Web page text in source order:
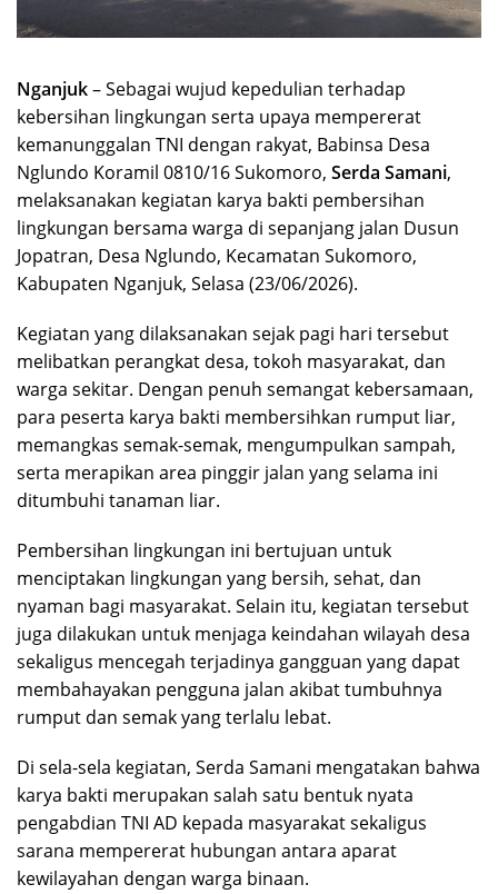
Nganjuk– Sebagai wujud kepedulian terhadap
kebersihan lingkungan serta upaya mempererat
kemanunggalan TNI dengan rakyat, Babinsa Desa
Nglundo Koramil 0810/16 Sukomoro, Serda Samani,
melaksanakan kegiatan karya bakti pembersihan
lingkungan bersama warga di sepanjang jalan Dusun
Jopatran, Desa Nglundo, Kecamatan Sukomoro,
Kabupaten Nganjuk, Selasa (23/06/2026).
Kegiatan yang dilaksanakan sejak pagi hari tersebut
melibatkan perangkat desa, tokoh masyarakat, dan
warga sekitar. Dengan penuh semangat kebersamaan,
para peserta karya bakti membersihkan rumput liar,
memangkas semak-semak, mengumpulkan sampah,
serta merapikan area pinggir jalan yang selama ini
ditumbuhi tanaman liar.
Pembersihan lingkungan ini bertujuan untuk
menciptakan lingkungan yang bersih, sehat, dan
nyaman bagi masyarakat. Selain itu, kegiatan tersebut
juga dilakukan untuk menjaga keindahan wilayah desa
sekaligus mencegah terjadinya gangguan yang dapat
membahayakan pengguna jalan akibat tumbuhnya
rumput dan semak yang terlalu lebat.
Di sela-sela kegiatan, Serda Samani mengatakan bahwa
karya bakti merupakan salah satu bentuk nyata
pengabdian TNI AD kepada masyarakat sekaligus
sarana mempererat hubungan antara aparat
kewilayahan dengan warga binaan.